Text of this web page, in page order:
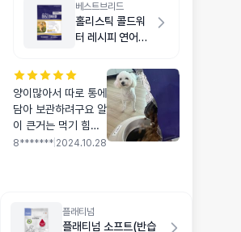
베스트브리드
홀리스틱 콜드워
터 레시피 연어
양이많아서 따로 통에
담아 보관하려구요 알
이 큰거는 먹기 힘들
어하는데 알이 작아서
8******* 2024.10.28
플래티넘
플래티넘 소프트(반습